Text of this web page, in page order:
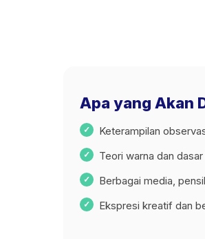
Apa yang Akan
Keterampilan
Teori warna dan
Berbagai media,
Ekspresi kreatif dan